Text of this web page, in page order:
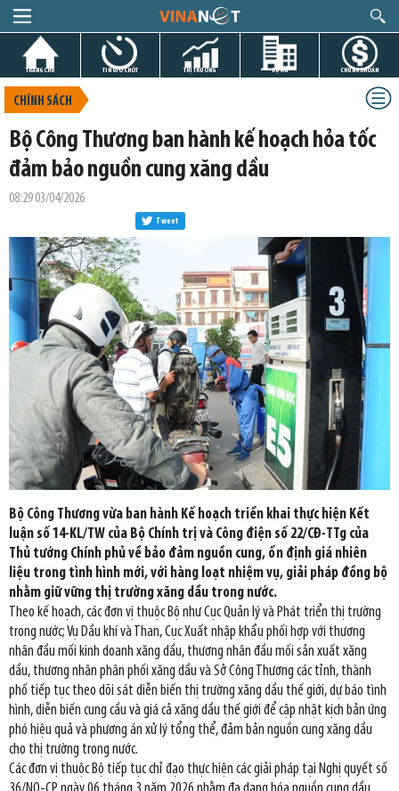
TRANG CHỦ TIN GIỜ CHÓT THỊ TRƯỜNG DỰ ÁN CHỨNG KHOÁN
CHÍNH SÁCH
Bộ Công Thương ban hành kế hoạch hỏa tốc
đảm bảo nguồn cung xăng dầu
08:29 03/04/2026
Tweet
Bộ Công Thương vừa ban hành Kế hoạch triển khai thực hiện Kết
luận số 14-KL/TW của Bộ Chính trị và Công điện số 22/CĐ-TTg của
Thủ tướng Chính phủ về bảo đảm nguồn cung, ổn định giá nhiên
liệu trong tình hình mới, với hàng loạt nhiệm vụ, giải pháp đồng bộ
nhằm giữ vững thị trường xăng dầu trong nước.
Theo kế hoạch, các đơn vị thuộc Bộ như Cục Quản lý và Phát triển thị trường
trong nước; Vụ Dầu khí và Than, Cục Xuất nhập khẩu phối hợp với thương
nhân đầu mối kinh doanh xăng dầu, thương nhân đầu mối sản xuất xăng
dầu, thương nhân phân phối xăng dầu và Sở Công Thương các tỉnh, thành
phố tiếp tục theo dõi sát diễn biến thị trường xăng dầu thế giới, dự báo tình
hình, diễn biến cung cầu và giá cả xăng dầu thế giới để cập nhật kịch bản ứng
phó hiệu quả và phương án xử lý tổng thể, đảm bản nguồn cung xăng dầu
cho thị trường trong nước.
Các đơn vị thuộc Bộ tiếp tục chỉ đạo thực hiện các giải pháp tại Nghị quyết số